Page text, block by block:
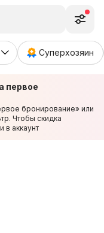
Суперхозяин
первое
бронирование» или
Чтобы скидка
в аккаунт